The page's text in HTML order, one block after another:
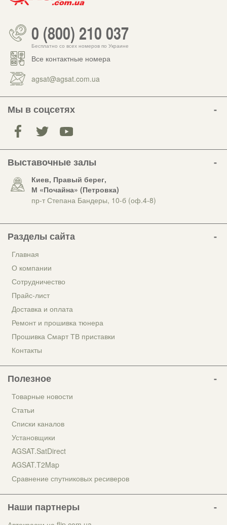
0 (800) 210 037
Бесплатно со всех номеров по Украине
Все контактные номера
agsat@agsat.com.ua
Мы в соцсетях
Выставочные залы
Киев, Правый берег,
М «Почайна» (Петровка)
пр-т Степана Бандеры, 10-б (оф.4-8)
Разделы сайта
Главная
О компании
Сотрудничество
Прайс-лист
Доставка и оплата
Ремонт и прошивка тюнера
Прошивка Смарт ТВ приставки
Контакты
Полезное
Товарные новости
Статьи
Списки каналов
Установщики
AGSAT.SatDirect
AGSAT.T2Map
Сравнение спутниковых ресиверов
Наши партнеры